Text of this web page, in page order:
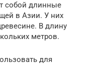
собой длинные
в Азии. У них
В длину
метров.
для